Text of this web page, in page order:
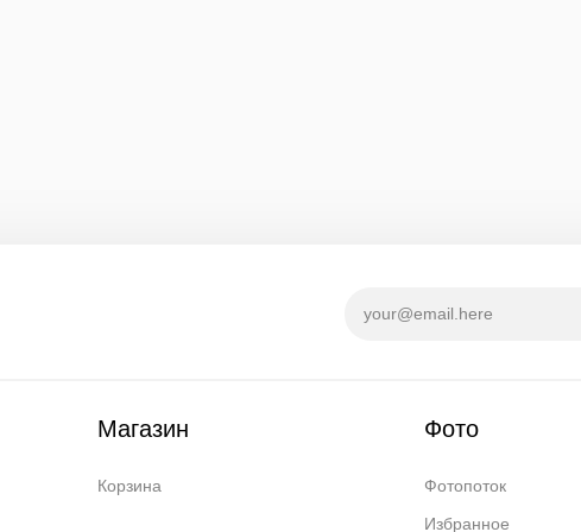
Магазин
Корзина
Фото
Фотопоток
Избранное